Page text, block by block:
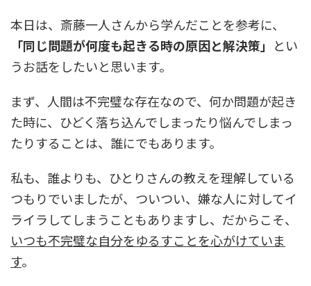
本日は、斎藤一人さんから学んだことを参考に、
「同じ問題が何度も起きる時の原因と解決策」 とい
うお話をしたいと思います。
まず、人間は不完璧な存在なので、何か問題が起き
た時に、ひどく落ち込んでしまったり悩んでしまっ
たりすることは、誰にでもあります。
私も、誰よりも、ひとりさんの教えを理解している
つもりでいましたが、ついつい、嫌な人に対してイ
ライラしてしまうこともありますし、だからこそ、
いつも不完璧な自分をゆるすことを心がけていま
す。